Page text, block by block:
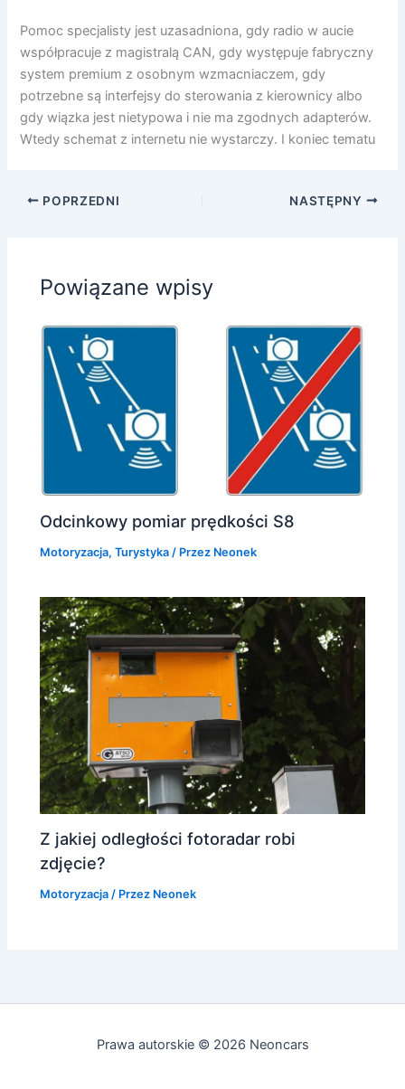
Pomoc specjalisty jest uzasadniona, gdy radio w aucie
współpracuje z magistralą CAN, gdy występuje fabryczny
system premium z osobnym wzmacniaczem, gdy
potrzebne są interfejsy do sterowania z kierownicy albo
gdy wiązka jest nietypowa i nie ma zgodnych adapterów.
Wtedy schemat z internetu nie wystarczy. I koniec tematu
POPRZEDNI NASTĘPNY
Powiązane wpisy
Odcinkowy pomiar prędkości S8
Motoryzacja,Turystyka / Przez Neonek
Z jakiej odległości fotoradar robi
zdjęcie?
Motoryzacja / Przez Neonek
Prawa autorskie © 2026 Neoncars